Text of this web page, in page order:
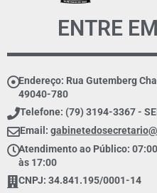
ENTRE
Endereço: Rua Gutemberg
49040-780
Telefone: (79) 3194-3367 -
Email:
Atendimento ao Público:
às 17:00
CNPJ: 34.841.195/0001-14